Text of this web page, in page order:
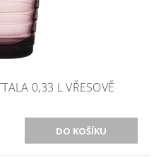
0,33 L VŘESOVĚ